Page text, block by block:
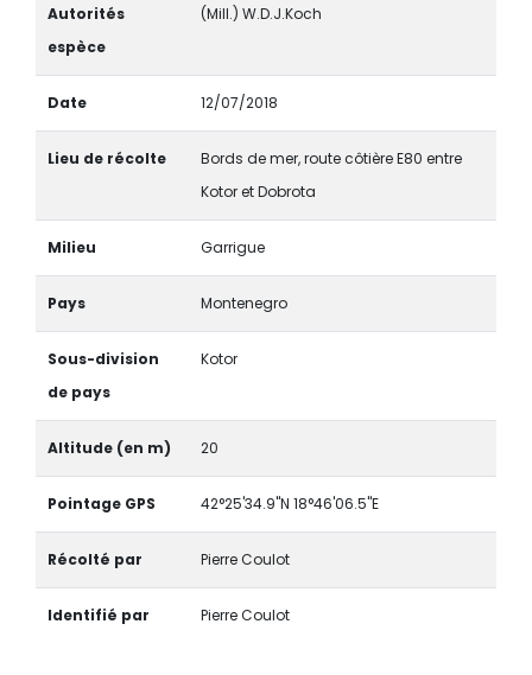
Autorités
espèce
(Mill.) W.D.J.Koch
Date 12/07/2018
Lieu de récolte
Bords de mer, route côtière E80 entre
Kotor et Dobrota
Milieu Garrigue
Pays Montenegro
Sous-division
de pays
Kotor
Altitude (en m) 20
Pointage GPS 42°25'34.9"N 18°46'06.5"E
Récolté par Pierre Coulot
Identifié par Pierre Coulot